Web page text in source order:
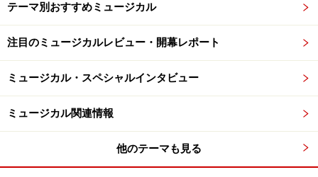
家族のように大切。この居場所がすごく好きだからこ
常に真ん中に持ってなくちゃいけないんだろうなと思っ
てます。“いい奴”？ そうですよね、いい奴なんですよ
――では、トニーとの関係性は？
「リフは家族に捨てられたのをトニーに拾ってもらっ
テーマ別おすすめミュージカル
注目のミュージカルレビュー・開幕レポート
ミュージカル・スペシャルインタビュー
ミュージカル関連情報
他のテーマも見る